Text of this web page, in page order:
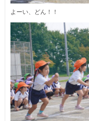
よーい、どん！！